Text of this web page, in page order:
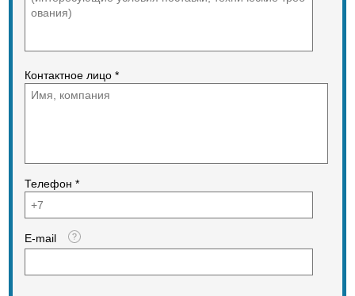
Контактное лицо *
Телефон *
E-mail